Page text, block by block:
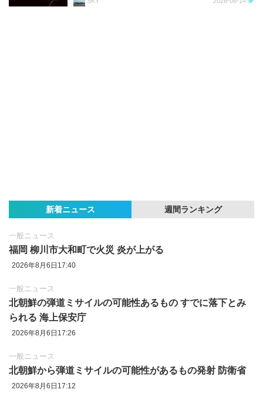
新着ニュース 週間ランキング
一般ニュース
福岡 柳川市大和町で火災 炎が上がる
2026年8月6日17:40
一般ニュース
北朝鮮の弾道ミサイルの可能性あるもの すでに落下とみ
られる 海上保安庁
2026年8月6日17:26
一般ニュース
北朝鮮から弾道ミサイルの可能性があるもの発射 防衛省
2026年8月6日17:12